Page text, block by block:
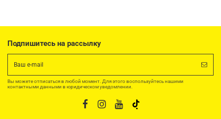
Подпишитесь на рассылку
Вы можете отписаться в любой момент. Для этого воспользуйтесь нашими
контактными данными в юридическом уведомлении.